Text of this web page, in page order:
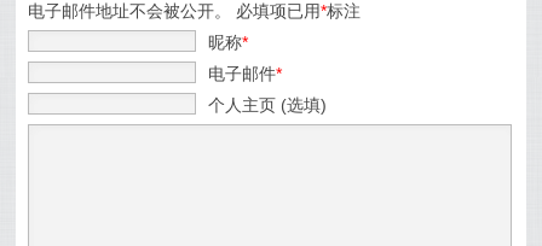
电子邮件地址不会被公开。 必填项已用*标注
昵称*
电子邮件*
个人主页 (选填)